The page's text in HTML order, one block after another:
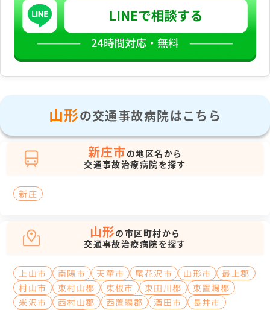
山形の交通事故病院はこちら
新庄市の地区名から
交通事故治療病院を探す
新庄
山形の市区町村から
交通事故治療病院を探す
上山市 南陽市 天童市 尾花沢市 山形市
最上郡
村山市
東村山郡 東根市 東田川郡
東置賜郡
米沢市
西村山郡 西置賜郡 酒田市
長井市